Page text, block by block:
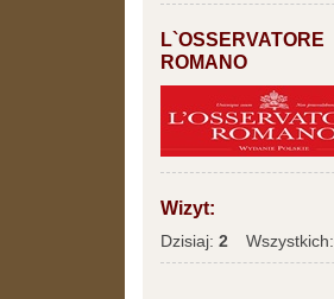
L`OSSERVATORE
ROMANO
Wizyt:
Dzisiaj: 2 Wszystkich: